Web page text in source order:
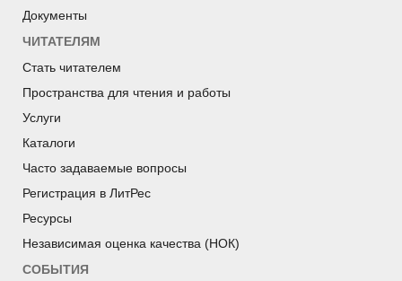
Документы
ЧИТАТЕЛЯМ
Стать читателем
Пространства для чтения и работы
Услуги
Каталоги
Часто задаваемые вопросы
Регистрация в ЛитРес
Ресурсы
Независимая оценка качества (НОК)
СОБЫТИЯ